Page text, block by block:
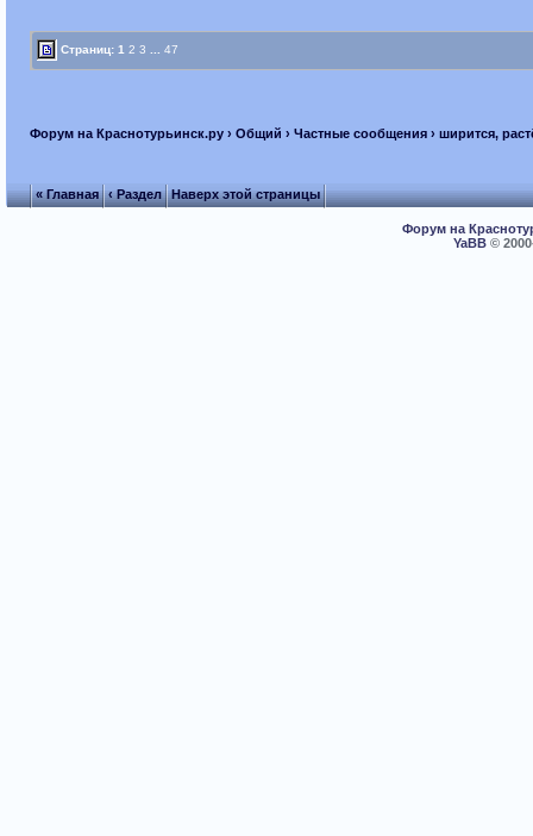
Страниц: 1 2 3 47
Форум на Краснотурьинск.ру› Общий › Частные сообщения› ширится,
« Главная ‹ Раздел Наверх этой страницы
Форум на
YaBB©